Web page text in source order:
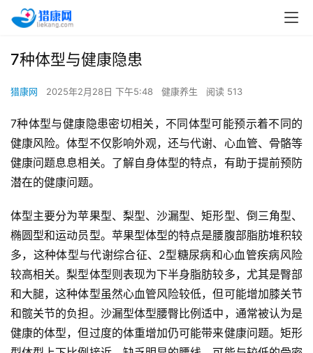
7种体型与健康隐患
猎康网 2025年2月28日 下午5:48 健康养生 阅读 513
7种体型与健康隐患密切相关，不同体型可能预示着不同的
健康风险。体型不仅影响外观，还与代谢、心血管、骨骼等
健康问题息息相关。了解自身体型的特点，有助于提前预防
潜在的健康问题。
体型主要分为苹果型、梨型、沙漏型、矩形型、倒三角型、
椭圆型和运动员型。苹果型体型的特点是腰腹部脂肪堆积较
多，这种体型与代谢综合征、2型糖尿病和心血管疾病风险
较高相关。梨型体型则表现为下半身脂肪较多，尤其是臀部
和大腿，这种体型虽然心血管风险较低，但可能增加膝关节
和髋关节的负担。沙漏型体型腰臀比例适中，通常被认为是
健康的体型，但过度的体重增加仍可能带来健康问题。矩形